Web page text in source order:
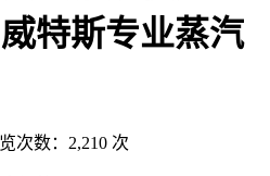
特斯专业蒸汽
次数：2,210 次